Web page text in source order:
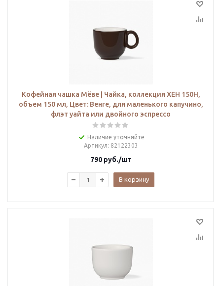
Кофейная чашка Мёве | Чайка, коллекция ХЕН 150H,
объем 150 мл, Цвет: Венге, для маленького капучино,
флэт уайта или двойного эспрессо
Наличие уточняйте
Артикул: 82122303
790руб./шт
В корзину